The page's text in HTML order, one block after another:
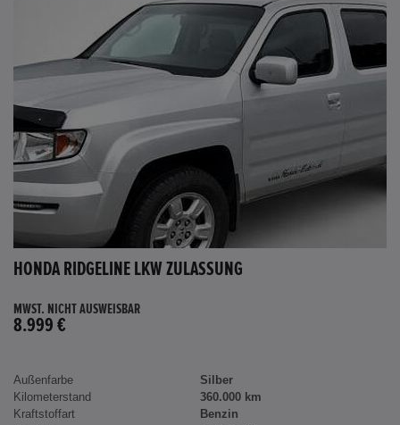
HONDA RIDGELINE LKW ZULASSUNG
MWST. NICHT AUSWEISBAR
8.999 €
Außenfarbe
Silber
Kilometerstand
360.000 km
Kraftstoffart
Benzin